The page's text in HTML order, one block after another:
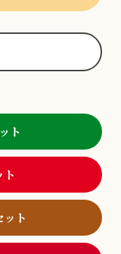
ト
ト